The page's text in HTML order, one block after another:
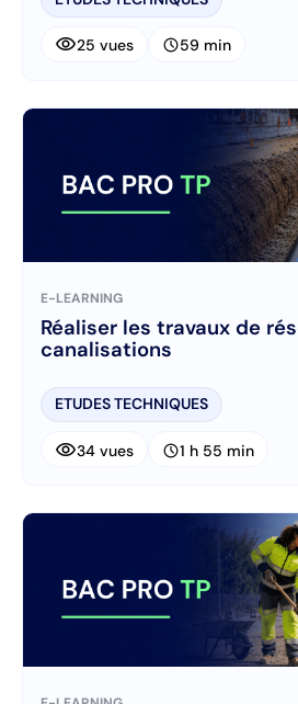
visibility25 vues schedule59 min
E-LEARNING
Réaliser les travaux de
canalisations
ETUDES TECHNIQUES
visibility34 vues schedule1 h 55 min